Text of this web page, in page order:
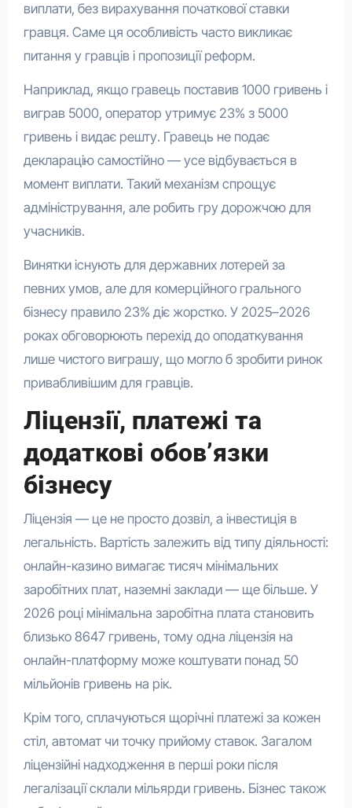
виплати, без вирахування початкової ставки
гравця. Саме ця особливість часто викликає
питання у гравців і пропозиції реформ.
Наприклад, якщо гравець поставив 1000 гривень і
виграв 5000, оператор утримує 23% з 5000
гривень і видає решту. Гравець не подає
декларацію самостійно — усе відбувається в
момент виплати. Такий механізм спрощує
адміністрування, але робить гру дорожчою для
учасників.
Винятки існують для державних лотерей за
певних умов, але для комерційного грального
бізнесу правило 23% діє жорстко. У 2025–2026
роках обговорюють перехід до оподаткування
лише чистого виграшу, що могло б зробити ринок
привабливішим для гравців.
Ліцензії, платежі та
додаткові обов’язки
бізнесу
Ліцензія — це не просто дозвіл, а інвестиція в
легальність. Вартість залежить від типу діяльності:
онлайн-казино вимагає тисяч мінімальних
заробітних плат, наземні заклади — ще більше. У
2026 році мінімальна заробітна плата становить
близько 8647 гривень, тому одна ліцензія на
онлайн-платформу може коштувати понад 50
мільйонів гривень на рік.
Крім того, сплачуються щорічні платежі за кожен
стіл, автомат чи точку прийому ставок. Загалом
ліцензійні надходження в перші роки після
легалізації склали мільярди гривень. Бізнес також